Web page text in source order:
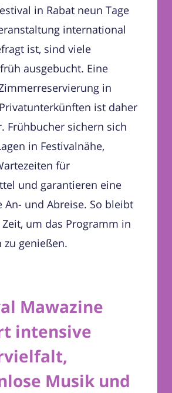
in Rabat neun Tage
international
ist, sind viele
ausgebucht. Eine
in
ist daher
Frühbucher sichern sich
in Festivalnähe,
für
und garantieren eine
An- und Abreise. So bleibt
um das Programm in
zu genießen.
Mawazine
intensive
Musik und